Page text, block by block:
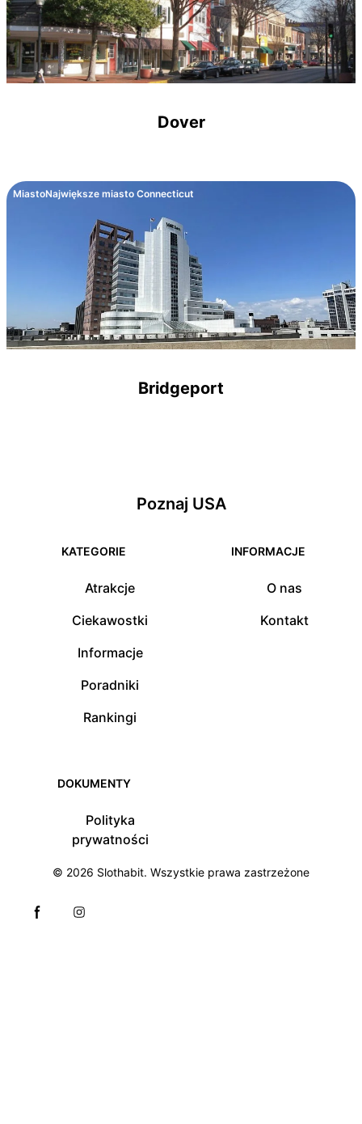
Dover
MiastoNajwiększe miasto Connecticut
Bridgeport
Poznaj USA
KATEGORIE
Atrakcje
Ciekawostki
Informacje
Poradniki
Rankingi
INFORMACJE
O nas
Kontakt
DOKUMENTY
Polityka
prywatności
© 2026 Slothabit. Wszystkie prawa zastrzeżone
Facebook pageInstagram page